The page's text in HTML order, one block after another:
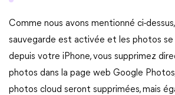
Comme nous avons mentionné ci-
sauvegarde est activée et les photos se
depuis votre iPhone, vous supprimez
photos dans la page web Google
photos cloud seront supprimées, mais